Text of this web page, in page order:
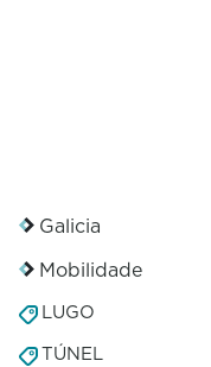
Galicia
Mobilidade
LUGO
TÚNEL